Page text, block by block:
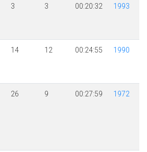
3 3 00:20:32 1993
14 12 00:24:55 1990
26 9 00:27:59 1972